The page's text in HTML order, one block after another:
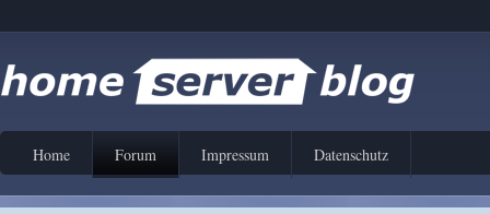
Home Forum Impressum Datenschutz